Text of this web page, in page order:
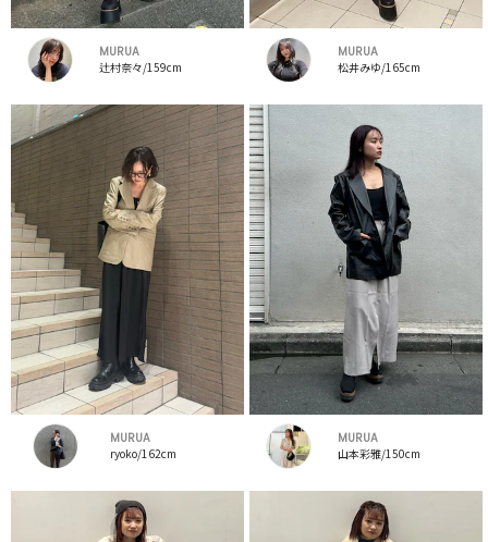
MURUA
辻村奈々/159cm
MURUA
松井みゆ/165cm
MURUA
ryoko/162cm
MURUA
山本彩雅/150cm